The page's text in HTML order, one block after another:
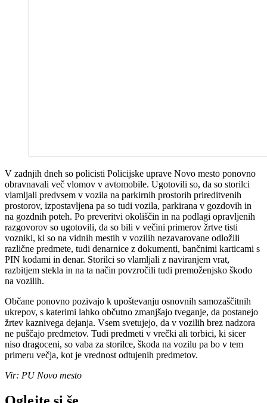
V zadnjih dneh so policisti Policijske uprave Novo mesto ponovno
obravnavali več vlomov v avtomobile. Ugotovili so, da so storilci
vlamljali predvsem v vozila na parkirnih prostorih prireditvenih
prostorov, izpostavljena pa so tudi vozila, parkirana v gozdovih in
na gozdnih poteh. Po preveritvi okoliščin in na podlagi opravljenih
razgovorov so ugotovili, da so bili v večini primerov žrtve tisti
vozniki, ki so na vidnih mestih v vozilih nezavarovane odložili
različne predmete, tudi denarnice z dokumenti, bančnimi karticami s
PIN kodami in denar. Storilci so vlamljali z naviranjem vrat,
razbitjem stekla in na ta način povzročili tudi premoženjsko škodo
na vozilih.
Občane ponovno pozivajo k upoštevanju osnovnih samozaščitnih
ukrepov, s katerimi lahko občutno zmanjšajo tveganje, da postanejo
žrtev kaznivega dejanja. Vsem svetujejo, da v vozilih brez nadzora
ne puščajo predmetov. Tudi predmeti v vrečki ali torbici, ki sicer
niso dragoceni, so vaba za storilce, škoda na vozilu pa bo v tem
primeru večja, kot je vrednost odtujenih predmetov.
Vir: PU Novo mesto